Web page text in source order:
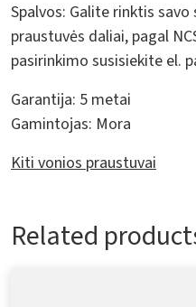
Spalvos: Galite rinktis savo
praustuvės daliai, pagal
pasirinkimo susisiekite el.
Garantija: 5 metai
Gamintojas: Mora
Kiti vonios praustuvai
Related